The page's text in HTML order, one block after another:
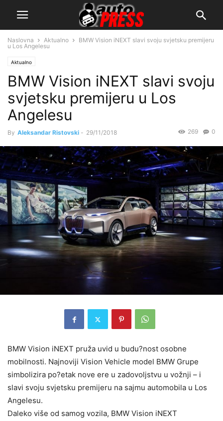
Naslovna Aktualno
BMW Vision iNEXT slavi svoju svjetsku premijeru
u Los Angelesu
Aktualno
BMW Vision iNEXT slavi svoju
svjetsku premijeru u Los
Angelesu
By Aleksandar Ristovski - 29/11/2018 0
269
BMW Vision iNEXT pruža uvid u budu?nost osobne
mobilnosti. Najnoviji Vision Vehicle model BMW Grupe
simbolizira po?etak nove ere u zadovoljstvu u vožnji – i
slavi svoju svjetsku premijeru na sajmu automobila u Los
Angelesu.
Daleko više od samog vozila, BMW Vision iNEXT